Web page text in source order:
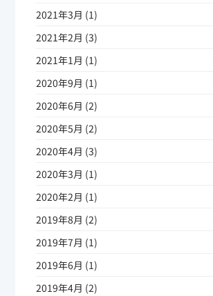
2021年3月 (1)
2021年2月 (3)
2021年1月 (1)
2020年9月 (1)
2020年6月 (2)
2020年5月 (2)
2020年4月 (3)
2020年3月 (1)
2020年2月 (1)
2019年8月 (2)
2019年7月 (1)
2019年6月 (1)
2019年4月 (2)